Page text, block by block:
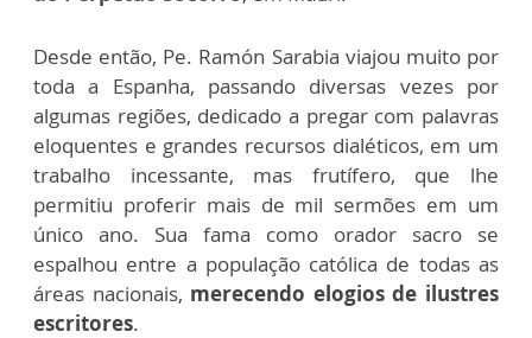
Desde então, Pe. Ramón Sarabia viajou muito por
toda a Espanha, passando diversas vezes por
algumas regiões, dedicado a pregar com palavras
eloquentes e grandes recursos dialéticos, em um
trabalho incessante, mas frutífero, que lhe
permitiu proferir mais de mil sermões em um
único ano. Sua fama como orador sacro se
espalhou entre a população católica de todas as
áreas nacionais, merecendo elogios de ilustres
escritores.